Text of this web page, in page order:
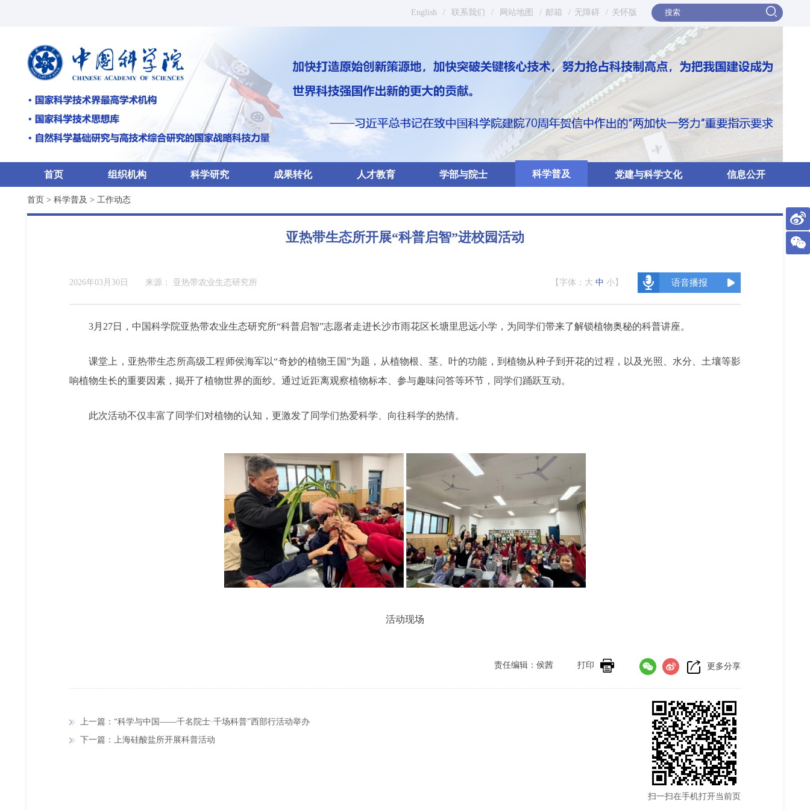
English / 联系我们 / 网站地图 / 邮箱 / 无障碍 / 关怀版
首页 组织机构 科学研究 成果转化 人才教育 学部与院士 科学普及 党建与科学文化 信息公开
首页 > 科学普及 > 工作动态
亚热带生态所开展“科普启智”进校园活动
2026年03月30日 来源： 亚热带农业生态研究所 【字体： 大 中 小 】 语音播报
3月27日，中国科学院亚热带农业生态研究所“科普启智”志愿者走进长沙市雨花区长塘里思远小学，为同学们带来了解锁植物奥秘的科普讲座。
课堂上，亚热带生态所高级工程师侯海军以“奇妙的植物王国”为题，从植物根、茎、叶的功能，到植物从种子到开花的过程，以及光照、水分、土壤等影
响植物生长的重要因素，揭开了植物世界的面纱。通过近距离观察植物标本、参与趣味问答等环节，同学们踊跃互动。
此次活动不仅丰富了同学们对植物的认知，更激发了同学们热爱科学、向往科学的热情。
活动现场
更多分享
打印
责任编辑：侯茜
上一篇：“科学与中国——千名院士·千场科普”西部行活动举办
下一篇：上海硅酸盐所开展科普活动
扫一扫在手机打开当前页